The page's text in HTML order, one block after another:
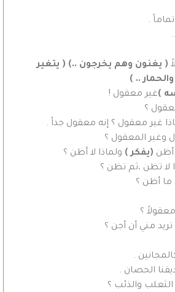
.
( يغنون وهم يخرجون ..) ( يتغير
.. )
)غير معقول !
؟
غير معقول ؟ إنه معقول جداً .
وغير المعقول ؟
أظن (يفكر ) ولماذا لا أظن ؟
لا تظن ،ثم تظن ؟
أظن ؟
؟
مني أن أجن ؟
.
الحصان .
والذئب ؟